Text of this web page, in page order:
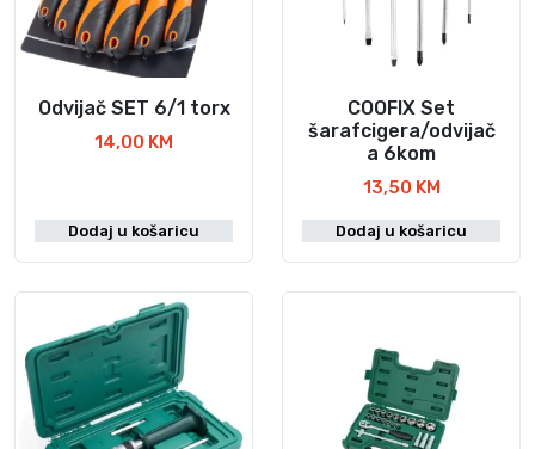
Odvijač SET 6/1 torx
14,00 KM
Dodaj u košaricu
COOFIX Set
šarafcigera/odvijač
a 6kom
13,50 KM
Dodaj u košaricu